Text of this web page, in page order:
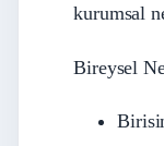
kurumsal
Bireysel